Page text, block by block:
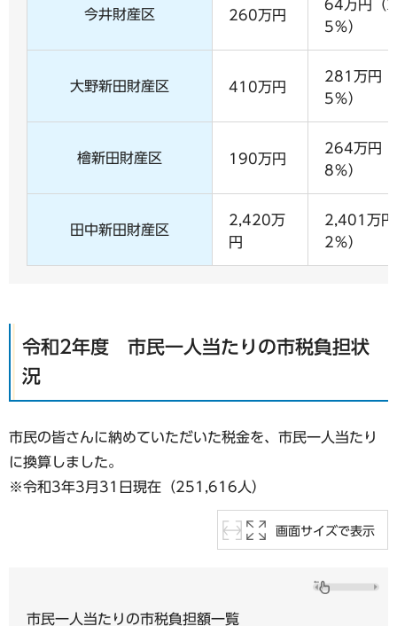
今井財産区 260万円
64万円（
5％）
大野新田財産区 410万円
281万円
5％）
檜新田財産区 190万円
264万円
8％）
田中新田財産区
2,420万
円
2,401万
2％）
令和2年度 市民一人当たりの市税負担状
況
市民の皆さんに納めていただいた税金を、市民一人当たり
に換算しました。
※令和3年3月31日現在（251,616人）
画面サイズで表示
市民一人当たりの市税負担額一覧